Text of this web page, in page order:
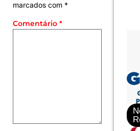
marcados com *
Comentário *